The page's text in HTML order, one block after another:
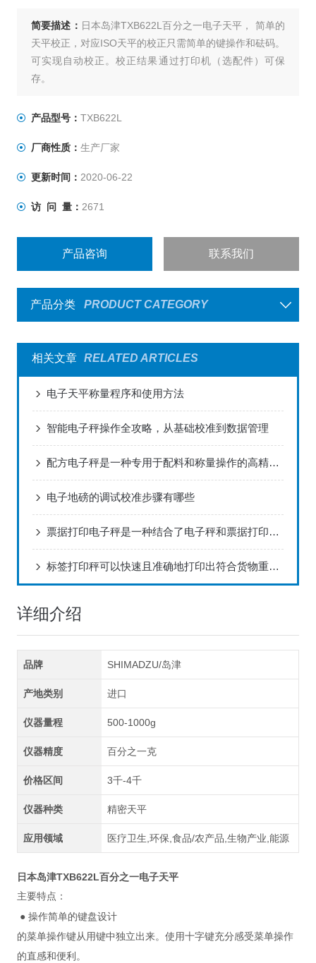
简要描述： 日本岛津TXB622L百分之一电子天平， 简单的
天平校正，对应ISO天平的校正只需简单的键操作和砝码。
可实现自动校正。校正结果通过打印机（选配件）可保
存。
产品型号： TXB622L
厂商性质： 生产厂家
更新时间： 2020-06-22
访 问 量： 2671
产品咨询 联系我们
产品分类 PRODUCT CATEGORY
相关文章 RELATED ARTICLES
电子天平称量程序和使用方法
智能电子秤操作全攻略，从基础校准到数据管理
配方电子秤是一种专用于配料和称量操作的高精度仪器
电子地磅的调试校准步骤有哪些
票据打印电子秤是一种结合了电子秤和票据打印功能的设备
标签打印秤可以快速且准确地打印出符合货物重量的标签
详细介绍
品牌 SHIMADZU/岛津
产地类别 进口
仪器量程 500-1000g
仪器精度 百分之一克
价格区间 3千-4千
仪器种类 精密天平
应用领域 医疗卫生,环保,食品/农产品,生物产业,能源
日本岛津TXB622L百分之一电子天平
主要特点：
● 操作简单的键盘设计
的菜单操作键从用键中独立出来。使用十字键充分感受菜单操作
的直感和便利。